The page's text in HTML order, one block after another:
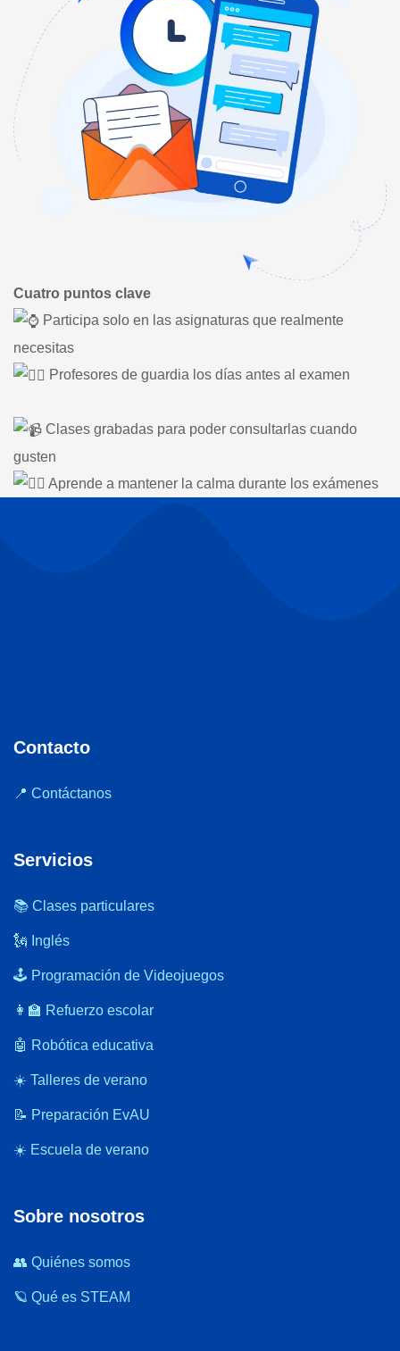
Cuatro puntos clave
Participa solo en las asignaturas que realmente
necesitas
Profesores de guardia los días antes al examen
Clases grabadas para poder consultarlas cuando
gusten
Aprende a mantener la calma durante los exámenes
Contacto
📍 Contáctanos
Servicios
📚 Clases particulares
🗽 Inglés
🕹️ Programación de Videojuegos
👩‍🏫 Refuerzo escolar
🤖 Robótica educativa
☀️ Talleres de verano
📝 Preparación EvAU
☀️ Escuela de verano
Sobre nosotros
👥 Quiénes somos
🪐 Qué es STEAM